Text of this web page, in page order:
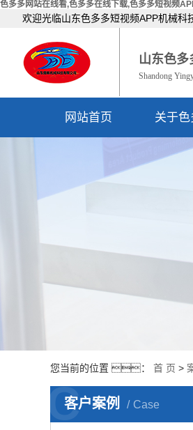
色多多网站在线看,色多多在线下载,色多多短视频
欢迎光临山东色多多短视频APP机械
山东色多
Shandong
网站首页 关于
您当前的位置 ： 首 页 >
客户案例 Case
C